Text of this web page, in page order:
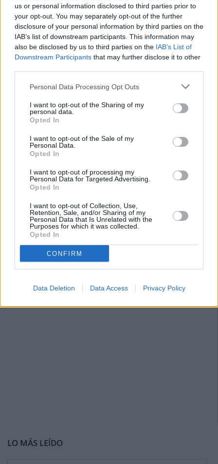
us or personal information disclosed to third parties prior to
your opt-out. You may separately opt-out of the further
disclosure of your personal information by third parties on the
IAB’s list of downstream participants. This information may
also be disclosed by us to third parties on the IAB’s List of
Downstream Participants that may further disclose it to other
Personal Data Processing Opt Outs
I want to opt-out of the Sharing of my
personal data.
Opted In
I want to opt-out of the Sale of my
Personal Data.
Opted In
I want to opt-out of processing my
Personal Data for Targeted Advertising.
Opted In
I want to opt-out of Collection, Use,
Retention, Sale, and/or Sharing of my
Personal Data that Is Unrelated with the
Purposes for which it was collected.
Opted In
CONFIRM
Data Deletion Data Access Privacy Policy
LO MÁS LEÍDO